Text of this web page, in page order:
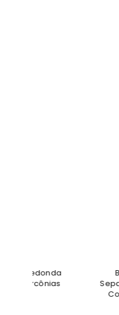
Berloque
Separador
Corações e